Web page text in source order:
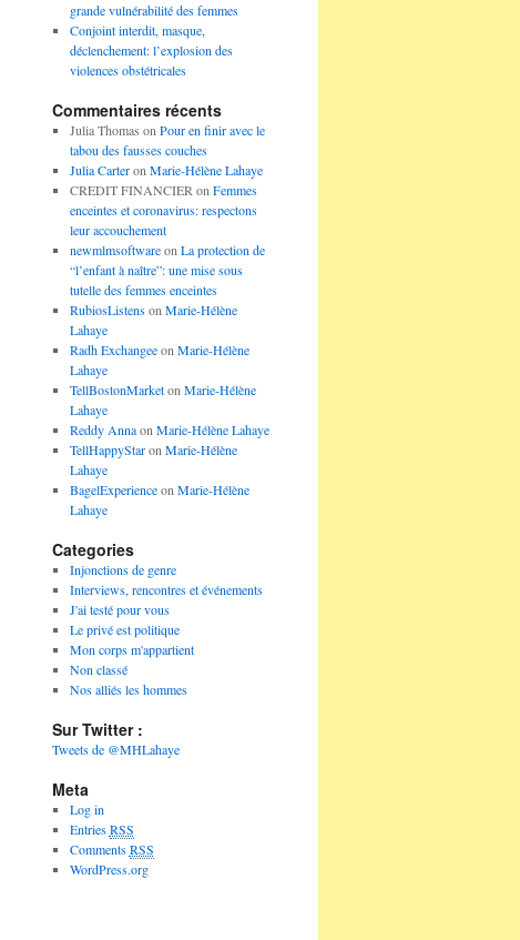
grande vulnérabilité des femmes
Conjoint interdit, masque,
déclenchement: l’explosion des
violences obstétricales
Commentaires récents
Julia Thomas on Pour en finir avec le
tabou des fausses couches
Julia Carteron Marie-Hélène Lahaye
CREDIT FINANCIER on Femmes
enceintes et coronavirus: respectons
leur accouchement
newmlmsoftwareon La protection de
“l’enfant à naître”: une mise sous
tutelle des femmes enceintes
RubiosListenson Marie-Hélène
Lahaye
Radh Exchangeeon Marie-Hélène
Lahaye
TellBostonMarketon Marie-Hélène
Lahaye
Reddy Annaon Marie-Hélène Lahaye
TellHappyStaron Marie-Hélène
Lahaye
BagelExperienceon Marie-Hélène
Lahaye
Categories
Injonctions de genre
Interviews, rencontres et événements
J'ai testé pour vous
Le privé est politique
Mon corps m'appartient
Non classé
Nos alliés les hommes
Sur Twitter :
Tweets de @MHLahaye
Meta
Log in
EntriesRSS
CommentsRSS
WordPress.org